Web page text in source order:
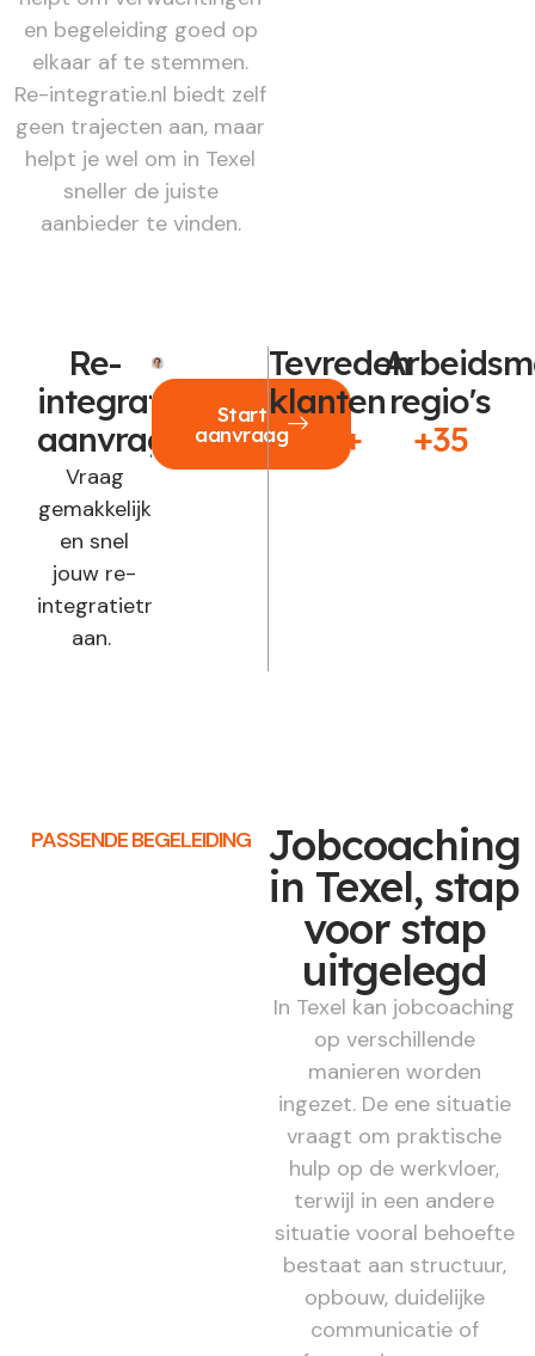
en begeleiding goed op
elkaar af te stemmen.
Re-integratie.nl biedt zelf
geen trajecten aan, maar
helpt je wel om in Texel
sneller de juiste
aanbieder te vinden.
Re-
integratie
aanvragen?
Vraag
gemakkelijk
en snel
jouw re-
integratietraject
aan.
Start
aanvraag
Tevreden
klanten
250+
regio's
+35
PASSENDE BEGELEIDING Jobcoaching
in Texel, stap
voor stap
uitgelegd
In Texel kan jobcoaching
op verschillende
manieren worden
ingezet. De ene situatie
vraagt om praktische
hulp op de werkvloer,
terwijl in een andere
situatie vooral behoefte
bestaat aan structuur,
opbouw, duidelijke
communicatie of